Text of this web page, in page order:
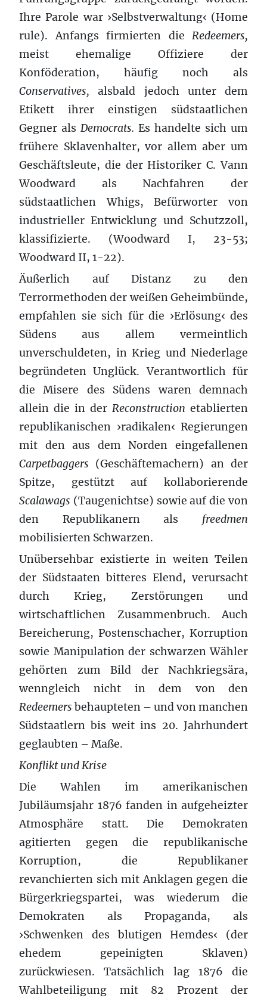
Ihre Parole war ›Selbstverwaltung‹ (Home
rule). Anfangs firmierten die Redeemers,
meist ehemalige Offiziere der
Konföderation, häufig noch als
Conservatives, alsbald jedoch unter dem
Etikett ihrer einstigen südstaatlichen
Gegner als Democrats. Es handelte sich um
frühere Sklavenhalter, vor allem aber um
Geschäftsleute, die der Historiker C. Vann
Woodward als Nachfahren der
südstaatlichen Whigs, Befürworter von
industrieller Entwicklung und Schutzzoll,
klassifizierte. (Woodward I, 23-53;
Woodward II, 1-22).
Äußerlich auf Distanz zu den
Terrormethoden der weißen Geheimbünde,
empfahlen sie sich für die ›Erlösung‹ des
Südens aus allem vermeintlich
unverschuldeten, in Krieg und Niederlage
begründeten Unglück. Verantwortlich für
die Misere des Südens waren demnach
allein die in der Reconstruction etablierten
republikanischen ›radikalen‹ Regierungen
mit den aus dem Norden eingefallenen
Carpetbaggers (Geschäftemachern) an der
Spitze, gestützt auf kollaborierende
Scalawags (Taugenichtse) sowie auf die von
den Republikanern als freedmen
mobilisierten Schwarzen.
Unübersehbar existierte in weiten Teilen
der Südstaaten bitteres Elend, verursacht
durch Krieg, Zerstörungen und
wirtschaftlichen Zusammenbruch. Auch
Bereicherung, Postenschacher, Korruption
sowie Manipulation der schwarzen Wähler
gehörten zum Bild der Nachkriegsära,
wenngleich nicht in dem von den
Redeemers behaupteten – und von manchen
Südstaatlern bis weit ins 20. Jahrhundert
geglaubten – Maße.
Konflikt und Krise
Die Wahlen im amerikanischen
Jubiläumsjahr 1876 fanden in aufgeheizter
Atmosphäre statt. Die Demokraten
agitierten gegen die republikanische
Korruption, die Republikaner
revanchierten sich mit Anklagen gegen die
Bürgerkriegspartei, was wiederum die
Demokraten als Propaganda, als
›Schwenken des blutigen Hemdes‹ (der
ehedem gepeinigten Sklaven)
zurückwiesen. Tatsächlich lag 1876 die
Wahlbeteiligung mit 82 Prozent der